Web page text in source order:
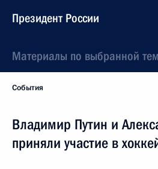
Президент России
Материалы по выбранной
События
Владимир Путин и
приняли участие в